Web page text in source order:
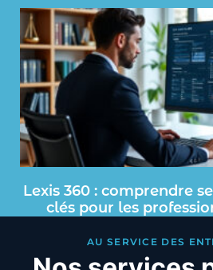
Lexis 360 : comprendre
clés pour les
AU SERVICE DES